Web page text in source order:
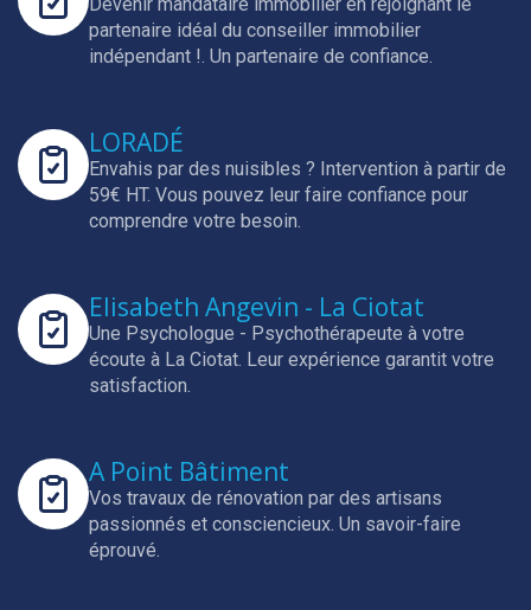
partenaire idéal du conseiller immobilier
indépendant !. Un partenaire de confiance.
LORADÉ
Envahis par des nuisibles ? Intervention à partir de
59€ HT. Vous pouvez leur faire confiance pour
comprendre votre besoin.
Elisabeth Angevin - La Ciotat
Une Psychologue - Psychothérapeute à votre
écoute à La Ciotat. Leur expérience garantit votre
satisfaction.
A Point Bâtiment
Vos travaux de rénovation par des artisans
passionnés et consciencieux. Un savoir-faire
éprouvé.